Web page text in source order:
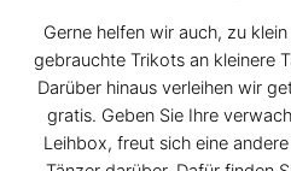
Gerne helfen wir auch, zu
gebrauchte Trikots an kleinere
Darüber hinaus verleihen wir
gratis. Geben Sie Ihre
Leihbox, freut sich eine